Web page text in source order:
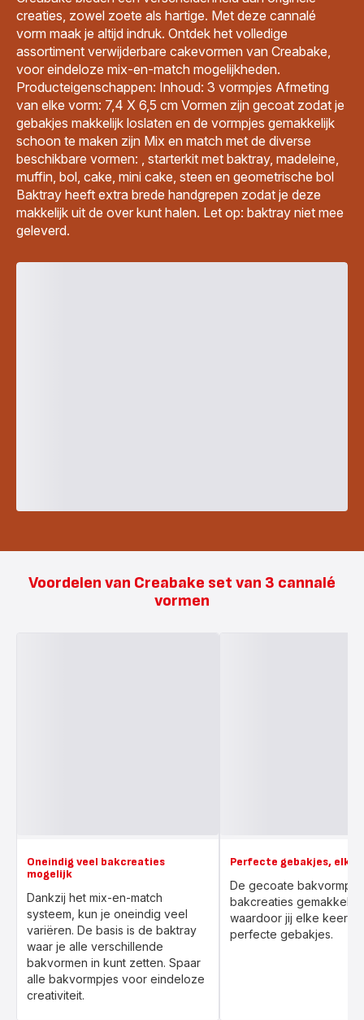
creaties, zowel zoete als hartige. Met deze cannalé
vorm maak je altijd indruk. Ontdek het volledige
assortiment verwijderbare cakevormen van Creabake,
voor eindeloze mix-en-match mogelijkheden.
Producteigenschappen: Inhoud: 3 vormpjes Afmeting
van elke vorm: 7,4 X 6,5 cm Vormen zijn gecoat zodat je
gebakjes makkelijk loslaten en de vormpjes gemakkelijk
schoon te maken zijn Mix en match met de diverse
beschikbare vormen: , starterkit met baktray, madeleine,
muffin, bol, cake, mini cake, steen en geometrische bol
Baktray heeft extra brede handgrepen zodat je deze
makkelijk uit de over kunt halen. Let op: baktray niet mee
geleverd.
Voordelen van Creabake set van 3 cannalé
vormen
Oneindig veel bakcreaties
mogelijk
Dankzij het mix-en-match
systeem, kun je oneindig veel
variëren. De basis is de baktray
waar je alle verschillende
bakvormen in kunt zetten. Spaar
alle bakvormpjes voor eindeloze
creativiteit.
Perfecte gebakjes, elke
De gecoate
bakcreaties gemakkelijk
waardoor jij elke keer
perfecte gebakjes.